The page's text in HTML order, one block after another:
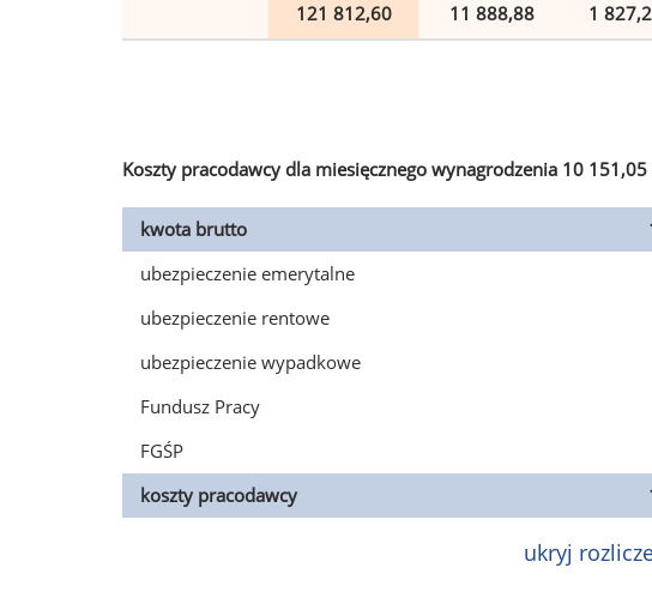
121 812,60 11 888,88 1
Koszty pracodawcy dla miesięcznego wynagrodzenia 10
kwota brutto
ubezpieczenie emerytalne
ubezpieczenie rentowe
ubezpieczenie wypadkowe
Fundusz Pracy
FGŚP
koszty pracodawcy
ukryj